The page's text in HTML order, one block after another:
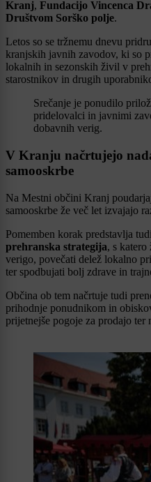
Kranj, Fundacijo Vincenca
Društvom Sorško polje.
Letos so se tržnemu dnevu
kranjskih javnih zavodov, ki so
lokalnih in sezonskih živil v
starostnikov in drugih
Srečanje je ponudilo
pridelovalci in javnimi
dobavnih verig.
V Kranju načrtujejo
samooskrbe
Na Mestni občini Kranj
samooskrbe že več let izvajajo
Pomemben korak predstavlja
prehranska strategija, s
verigo, povečati delež lokalno
ter spodbujati bolj zdrave in
Občina ob tem načrtuje tudi
prihodnje ponudnikom in
prijetnejše pogoje za prodajo